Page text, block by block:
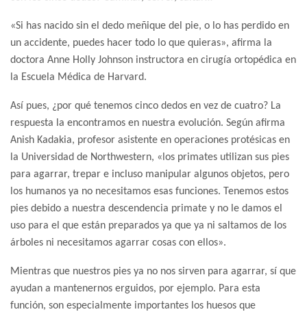
«Si has nacido sin el dedo meñique del pie, o lo has perdido en
un accidente, puedes hacer todo lo que quieras», afirma la
doctora Anne Holly Johnson instructora en cirugía ortopédica en
la Escuela Médica de Harvard.
Así pues, ¿por qué tenemos cinco dedos en vez de cuatro? La
respuesta la encontramos en nuestra evolución. Según afirma
Anish Kadakia, profesor asistente en operaciones protésicas en
la Universidad de Northwestern, «los primates utilizan sus pies
para agarrar, trepar e incluso manipular algunos objetos, pero
los humanos ya no necesitamos esas funciones. Tenemos estos
pies debido a nuestra descendencia primate y no le damos el
uso para el que están preparados ya que ya ni saltamos de los
árboles ni necesitamos agarrar cosas con ellos».
Mientras que nuestros pies ya no nos sirven para agarrar, sí que
ayudan a mantenernos erguidos, por ejemplo. Para esta
función, son especialmente importantes los huesos que